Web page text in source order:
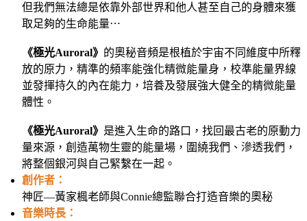
但我們無法總是依靠外部世界和他人甚至自己的身體來獲
取足夠的生命能量⋯
《極光Auroral》 的奧秘音頻是根植於宇宙不同維度中所釋
放的原力，精準的頻率能強化精微能量身，校準能量界線
並發揮持久的內在能力，培養及發展強大健全的精微能量
體性。
《極光Auroral》 是進入生命的路口，找回最古老的原動力
量來源，創造萬物生靈的能量場，圍繞我們、滲透我們，
將整個銀河與自己緊繫在一起。
創作者：
神匠—黃家楓老師與Connie總監聯合打造音樂的奧秘
音樂時長：